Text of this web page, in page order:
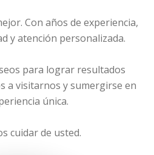
Con años de experiencia,
y atención personalizada.
para lograr resultados
a visitarnos y sumergirse en
única.
cuidar de usted.